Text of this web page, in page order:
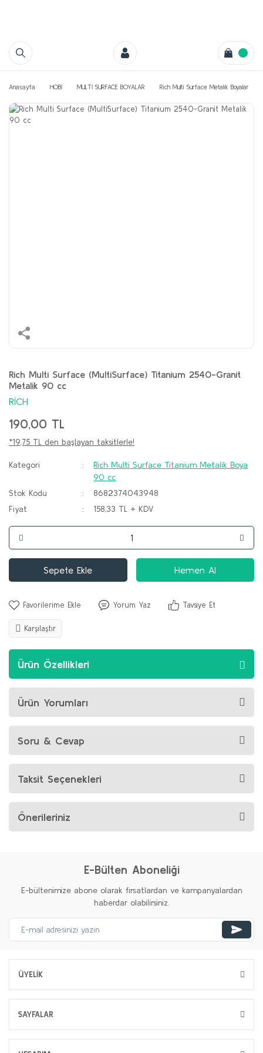
Anasayfa HOBİ MULTİ SURFACE BOYALAR Rich Multi Surface Metalik Boyalar
Rich Multi Surface (MultiSurface) Titanium 2540-Granit
Metalik 90 cc
RİCH
190,00 TL
*19,75 TL den başlayan taksitlerle!
Kategori
Rich Multi Surface Titanium Metalik Boya
90 cc
Stok Kodu
8682374043948
Fiyat
158,33 TL + KDV
Sepete Ekle Hemen Al
Yorum Yaz Tavsiye Et
Karşılaştır
Ürün Özellikleri
Ürün Yorumları
Soru & Cevap
Taksit Seçenekleri
Önerileriniz
E-Bülten Aboneliği
E-bültenimize abone olarak fırsatlardan ve kampanyalardan
haberdar olabilirsiniz.
ÜYELİK
SAYFALAR